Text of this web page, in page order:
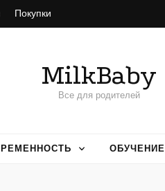
Покупки
MilkBaby
Все для родителей
ОБУЧЕНИЕ